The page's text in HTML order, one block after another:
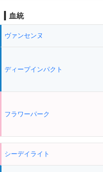
血統
ヴァンセンヌ
ディープインパクト
フラワーパーク
シーデイライト